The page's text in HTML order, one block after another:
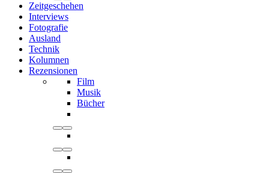
Zeitgeschehen
Interviews
Fotografie
Ausland
Technik
Kolumnen
Rezensionen
Film
Musik
Bücher